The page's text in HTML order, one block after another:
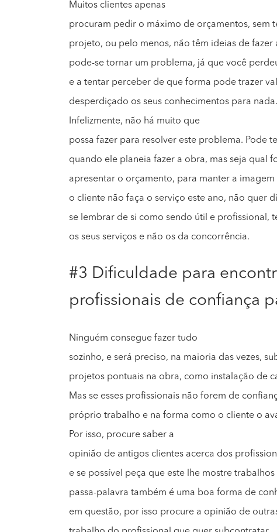
Muitos clientes apenas
procuram pedir o máximo de orçamentos, sem
projeto, ou pelo menos, não têm ideias de
pode-se tornar um problema, já que você
e a tentar perceber de que forma pode trazer
desperdiçado os seus conhecimentos para nada.
Infelizmente, não há muito que
possa fazer para resolver este problema. Pode
quando ele planeia fazer a obra, mas seja qual
apresentar o orçamento, para manter a
o cliente não faça o serviço este ano, não quer
se lembrar de si como sendo útil e profissional,
os seus serviços e não os da concorrência.
#3 Dificuldade para
profissionais de confiança
Ninguém consegue fazer tudo
sozinho, e será preciso, na maioria das vezes,
projetos pontuais na obra, como instalação de
Mas se esses profissionais não forem de
próprio trabalho e na forma como o cliente o
Por isso, procure saber a
opinião de antigos clientes acerca dos
e se possível peça que este lhe mostre
passa-palavra também é uma boa forma de
em questão, por isso procure a opinião de